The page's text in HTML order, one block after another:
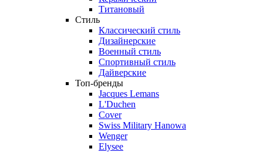
Титановый
Стиль
Классический стиль
Дизайнерские
Военный стиль
Спортивный стиль
Дайверские
Топ-бренды
Jacques Lemans
L'Duchen
Cover
Swiss Military Hanowa
Wenger
Elysee